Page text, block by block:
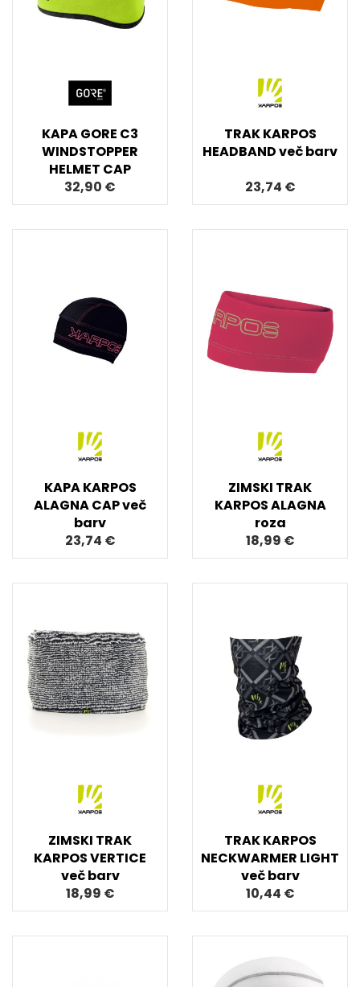
KAPA GORE C3
WINDSTOPPER
HELMET CAP
32,90 €
TRAK KARPOS
HEADBAND več barv
23,74 €
KAPA KARPOS
ALAGNA CAP več
barv
23,74 €
ZIMSKI TRAK
KARPOS ALAGNA
roza
18,99 €
ZIMSKI TRAK
KARPOS VERTICE
več barv
18,99 €
TRAK KARPOS
NECKWARMER LIGHT
več barv
10,44 €